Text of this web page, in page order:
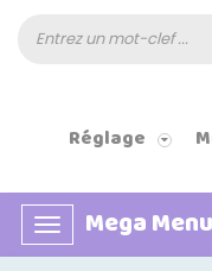
Réglage
Basculer
la
Mega Menu